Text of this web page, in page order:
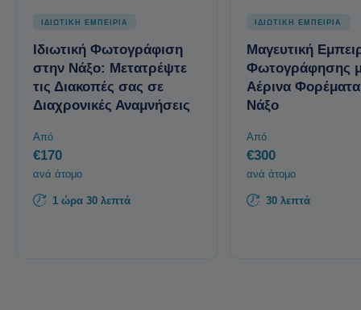
ΙΔΙΩΤΙΚΗ ΕΜΠΕΙΡΙΑ
Ιδιωτική Φωτογράφιση
στην Νάξο: Μετατρέψτε
τις Διακοπές σας σε
Διαχρονικές Αναμνήσεις
Από
€170
ανά άτομο
1 ώρα 30 λεπτά
ΙΔΙΩΤΙΚΗ ΕΜΠΕΙΡΙΑ
Μαγευτική
Φωτογράφησης
Αέρινα
Νάξο
Από
€300
ανά άτομο
30 λεπτά